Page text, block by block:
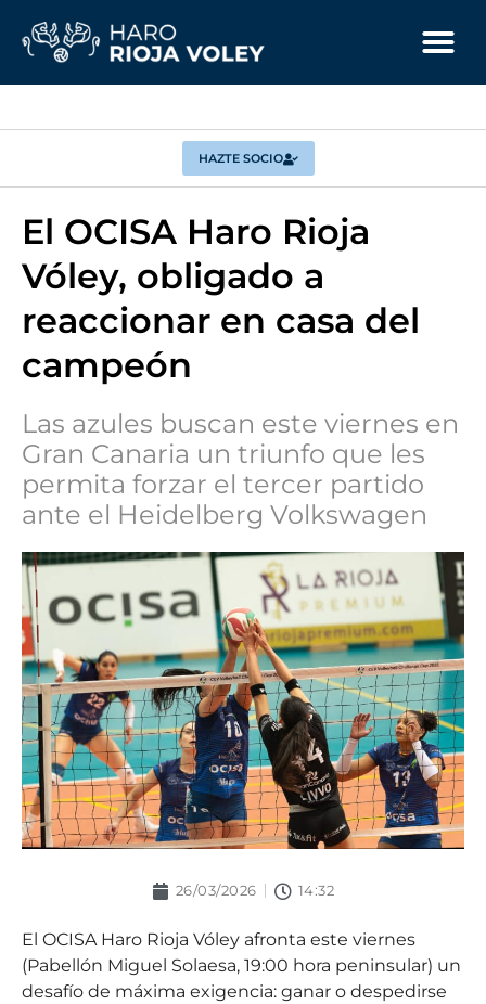
HAZTE SOCIO
El OCISA Haro Rioja
Vóley, obligado a
reaccionar en casa del
campeón
Las azules buscan este viernes en
Gran Canaria un triunfo que les
permita forzar el tercer partido
ante el Heidelberg Volkswagen
26/03/2026 14:32
El OCISA Haro Rioja Vóley afronta este viernes
(Pabellón Miguel Solaesa, 19:00 hora peninsular) un
desafío de máxima exigencia: ganar o despedirse